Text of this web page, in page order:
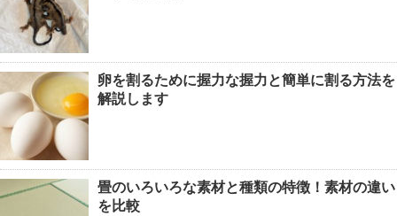
カクレクマノミがイソギンチャクに入
らない。気長に待とう
卵を割るために握力な握力と簡単に割る方法を
解説します
畳のいろいろな素材と種類の特徴！素材の違い
を比較